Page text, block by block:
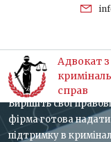
Адвокат з
справ
Зв'яжіться
Вирішіть свої
фірма готова
підтримку в